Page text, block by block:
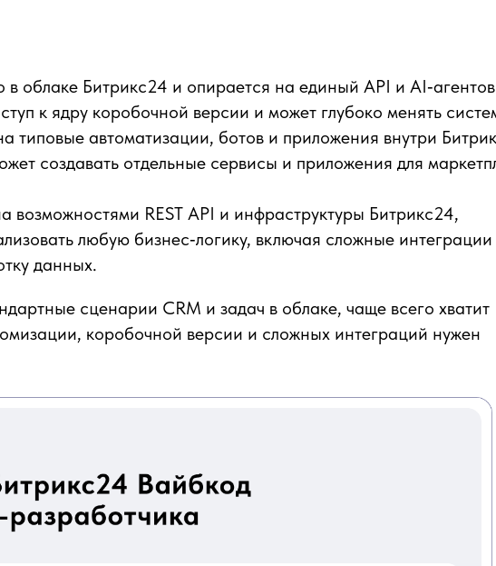
в облаке Битрикс24 и опирается на единый API и
к ядру коробочной версии и может глубоко менять
типовые автоматизации, ботов и приложения внутри
создавать отдельные сервисы и приложения для
возможностями REST API и инфраструктуры Битрикс24,
любую бизнес‑логику, включая сложные интеграции
данных.
сценарии CRM и задач в облаке, чаще всего хватит
коробочной версии и сложных интеграций нужен